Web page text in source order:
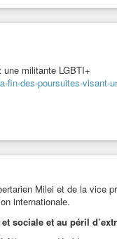
militante LGBTI+
fin-des-poursuites-visant-
Milei et de la vice
internationale.
sociale et au péril